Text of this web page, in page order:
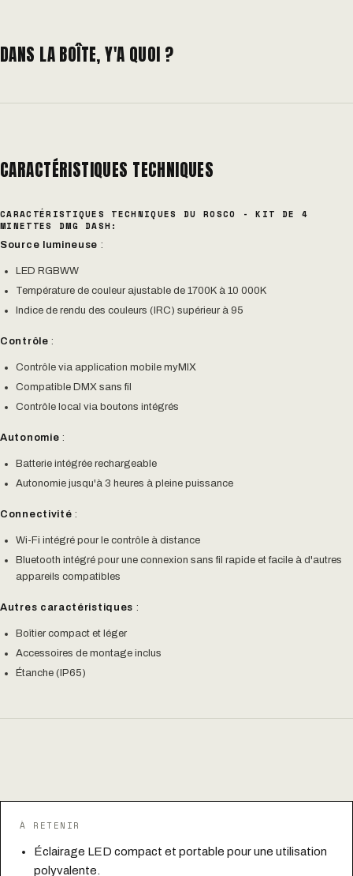
DANS LA BOÎTE, Y'A QUOI ?
CARACTÉRISTIQUES TECHNIQUES
CARACTÉRISTIQUES TECHNIQUES DU ROSCO - KIT DE 4
MINETTES DMG DASH:
Source lumineuse :
LED RGBWW
Température de couleur ajustable de 1700K à 10 000K
Indice de rendu des couleurs (IRC) supérieur à 95
Contrôle :
Contrôle via application mobile myMIX
Compatible DMX sans fil
Contrôle local via boutons intégrés
Autonomie :
Batterie intégrée rechargeable
Autonomie jusqu'à 3 heures à pleine puissance
Connectivité :
Wi-Fi intégré pour le contrôle à distance
Bluetooth intégré pour une connexion sans fil rapide et facile à d'autres
appareils compatibles
Autres caractéristiques :
Boîtier compact et léger
Accessoires de montage inclus
Étanche (IP65)
À RETENIR
Éclairage LED compact et portable pour une utilisation
polyvalente.